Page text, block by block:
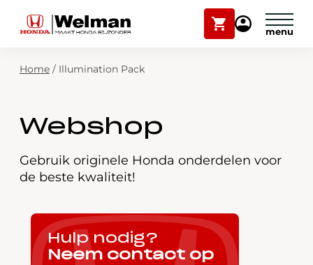
Winkelwagen
Mijn
Modellen
Over ons
Webshop
Contact
Zoekfunctie
Plan onderhoud
Mijn Honda Welman
Home / Illumination Pack
Webshop
Gebruik originele Honda onderdelen voor
de beste kwaliteit!
Hulp nodig?
Neem contact op